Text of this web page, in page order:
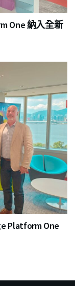
One 納入全新
Platform One